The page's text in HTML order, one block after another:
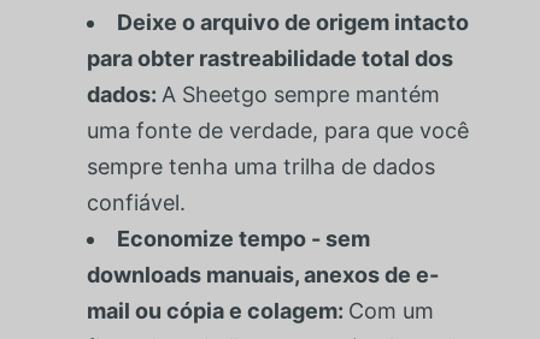
Deixe o arquivo de origem intacto
para obter rastreabilidade total dos
dados: A Sheetgo sempre mantém
uma fonte de verdade, para que você
sempre tenha uma trilha de dados
confiável.
Economize tempo - sem
downloads manuais, anexos de e-
mail ou cópia e colagem: Com um